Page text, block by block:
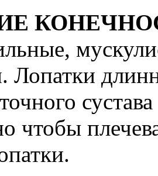
Лопатки
чтобы